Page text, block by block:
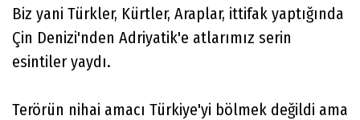
Biz yani Türkler, Kürtler, Araplar, ittifak yaptığında
Çin Denizi'nden Adriyatik'e atlarımız serin
esintiler yaydı.
Terörün nihai amacı Türkiye'yi bölmek değildi ama